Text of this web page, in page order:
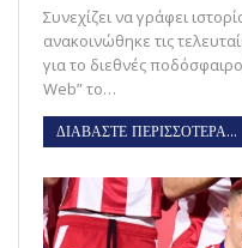
Συνεχίζει να γράφει
ανακοινώθηκε τις
για το διεθνές
Web” το…
ΔΙΑΒΑΣΤΕ ΠΕΡΙΣΣΟΤΕΡΑ...